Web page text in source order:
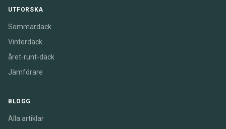
UTFORSKA
Sommardäck
Vinterdäck
året-runt-däck
Jämförare
BLOGG
Alla artiklar